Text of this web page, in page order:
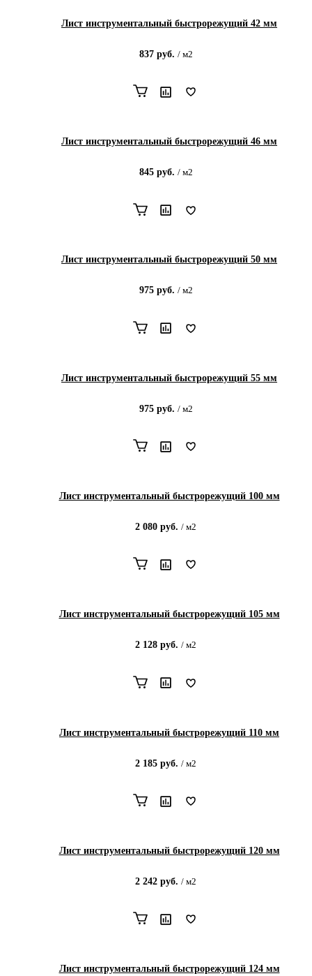
Лист инструментальный быстрорежущий 42 мм
837руб. / м2
Лист инструментальный быстрорежущий 46 мм
845руб. / м2
Лист инструментальный быстрорежущий 50 мм
975руб. / м2
Лист инструментальный быстрорежущий 55 мм
975руб. / м2
Лист инструментальный быстрорежущий 100 мм
2 080 руб. / м2
Лист инструментальный быстрорежущий 105 мм
2 128 руб. / м2
Лист инструментальный быстрорежущий 110 мм
2 185 руб. / м2
Лист инструментальный быстрорежущий 120 мм
2 242 руб. / м2
Лист инструментальный быстрорежущий 124 мм